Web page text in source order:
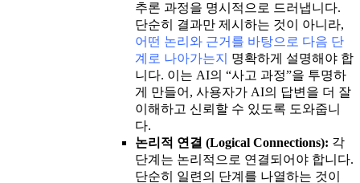
추론 과정을 명시적으로 드러냅니다.
단순히 결과만 제시하는 것이 아니라,
어떤 논리와 근거를 바탕으로 다음 단
계로 나아가는지
명확하게 설명해야 합
니다. 이는 AI의 “사고 과정”을 투명하
게 만들어, 사용자가 AI의 답변을 더 잘
이해하고 신뢰할 수 있도록 도와줍니
다.
논리적 연결 (Logical Connections): 각
단계는 논리적으로 연결되어야 합니다.
단순히 일련의 단계를 나열하는 것이